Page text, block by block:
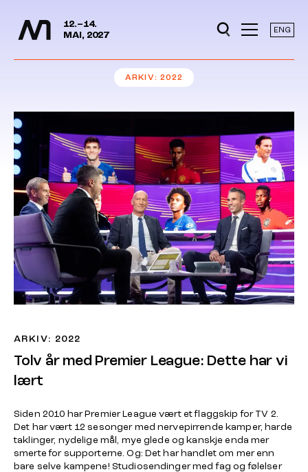
Hopp til hovedinnhold
12.–14.
MAI, 2027
ENG
ARKIV 2022
ARKIV: 2022
Tolv år med Premier League: Dette har vi
lært
Siden 2010 har Premier League vært et flaggskip for TV 2.
Det har vært 12 sesonger med nervepirrende kamper, harde
taklinger, nydelige mål, mye glede og kanskje enda mer
smerte for supporterne. Og: Det har handlet om mer enn
bare selve kampene! Studiosendinger med fag og følelser